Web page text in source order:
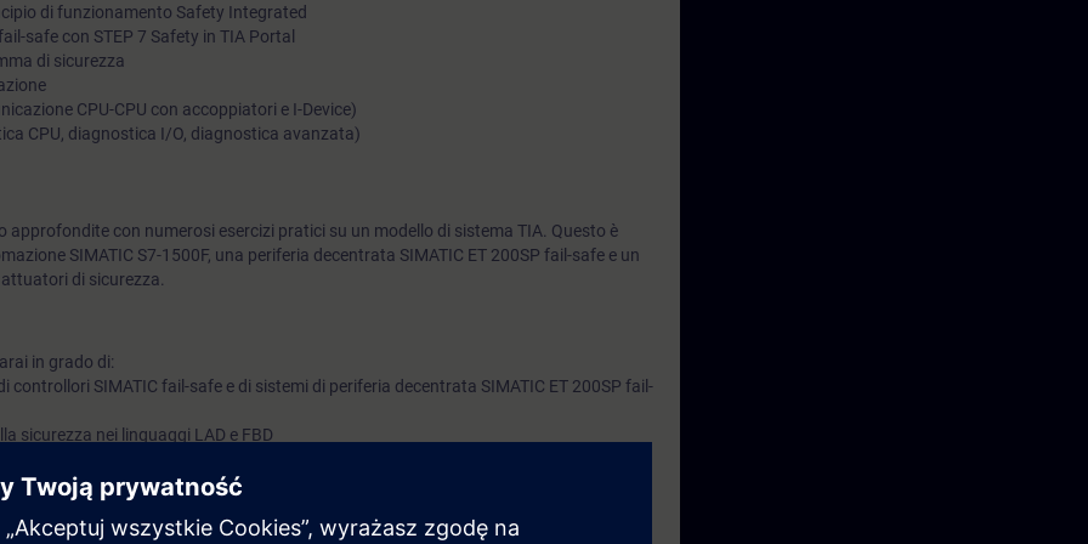
di funzionamento Safety Integrated
safe con STEP 7 Safety in TIA Portal
di sicurezza
CPU-CPU con accoppiatori e I-Device)
CPU, diagnostica I/O, diagnostica avanzata)
approfondite con numerosi esercizi pratici su un modello di sistema TIA. Questo è
SIMATIC S7-1500F, una periferia decentrata SIMATIC ET 200SP fail-safe e un
di sicurezza.
in grado di:
controllori SIMATIC fail-safe e di sistemi di periferia decentrata SIMATIC ET 200SP fail-
sicurezza nei linguaggi LAD e FBD
di sistemi e programmi di sicurezza